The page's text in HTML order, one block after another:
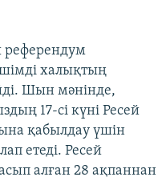
референдум
халықтың
Шын мәнінде,
17-сі күні Ресей
қабылдау үшін
етеді. Ресей
алған 28 ақпаннан